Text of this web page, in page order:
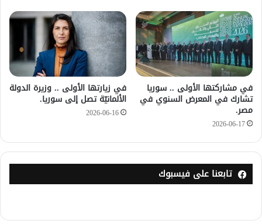
في مشاركتها الأولى .. سوريا
تشارك في المعرض السنوي في
مصر.
2026-06-17
في زيارتها الأولى .. وزيرة الدولة
الألمانيّة تصل إلى سوريا.
2026-06-16
تابعنا على فيسبوك